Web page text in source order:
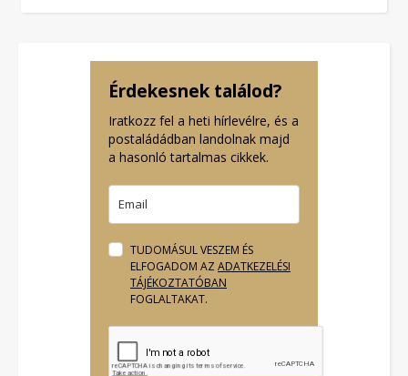
Érdekesnek találod?
Iratkozz fel a heti hírlevélre, és a
postaládádban landolnak majd
a hasonló tartalmas cikkek.
TUDOMÁSUL VESZEM ÉS
ELFOGADOM AZ ADATKEZELÉSI
TÁJÉKOZTATÓBAN
FOGLALTAKAT.